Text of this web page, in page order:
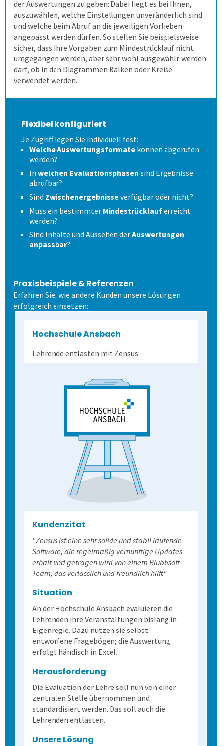
der Auswertungen zu geben: Dabei liegt es bei Ihnen,
auszuwählen, welche Einstellungen unveränderlich sind
und welche beim Abruf an die jeweiligen Vorlieben
angepasst werden dürfen. So stellen Sie beispielsweise
sicher, dass Ihre Vorgaben zum Mindestrücklauf nicht
umgegangen werden, aber sehr wohl ausgewählt werden
darf, ob in den Diagrammen Balken oder Kreise
verwendet werden.
Flexibel konfiguriert
Je Zugriff legen Sie individuell fest:
Welche Auswertungsformate können abgerufen
werden?
Inwelchen Evaluationsphasen sind Ergebnisse
abrufbar?
Sind Zwischenergebnisseverfügbar oder nicht?
Muss ein bestimmter Mindestrücklauferreicht
werden?
Sind Inhalte und Aussehen derAuswertungen
anpassbar?
Praxisbeispiele & Referenzen
Erfahren Sie, wie andere Kunden unsere Lösungen
erfolgreich einsetzen:
Hochschule Ansbach
Lehrende entlasten mit Zensus
Kundenzitat
"Zensus ist eine sehr solide und stabil laufende
Software, die regelmäßig vernünftige Updates
erhält und getragen wird von einem Blubbsoft-
Team, das verlässlich und freundlich hilft"
Situation
An der Hochschule Ansbach evaluieren die
Lehrenden ihre Veranstaltungen bislang in
Eigenregie. Dazu nutzen sie selbst
entworfene Fragebögen; die Auswertung
erfolgt händisch in Excel.
Herausforderung
Die Evaluation der Lehre soll nun von einer
zentralen Stelle übernommen und
standardisiert werden. Das soll auch die
Lehrenden entlasten.
Unsere Lösung